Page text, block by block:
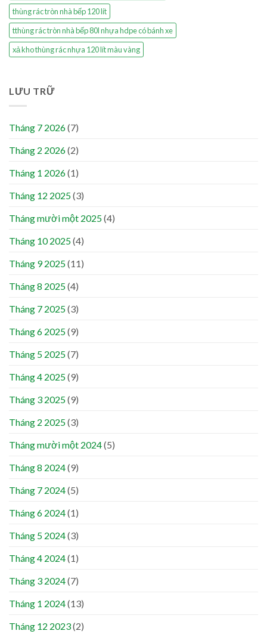
thùng rác tròn nhà bếp 120 lít
tthùng rác tròn nhà bếp 80l nhựa hdpe có bánh xe
xả kho thùng rác nhựa 120 lít màu vàng
LƯU TRỮ
Tháng 7 2026(7)
Tháng 2 2026(2)
Tháng 1 2026(1)
Tháng 12 2025(3)
Tháng mười một 2025(4)
Tháng 10 2025(4)
Tháng 9 2025(11)
Tháng 8 2025(4)
Tháng 7 2025(3)
Tháng 6 2025(9)
Tháng 5 2025(7)
Tháng 4 2025(9)
Tháng 3 2025(9)
Tháng 2 2025(3)
Tháng mười một 2024(5)
Tháng 8 2024(9)
Tháng 7 2024(5)
Tháng 6 2024(1)
Tháng 5 2024(3)
Tháng 4 2024(1)
Tháng 3 2024(7)
Tháng 1 2024(13)
Tháng 12 2023(2)